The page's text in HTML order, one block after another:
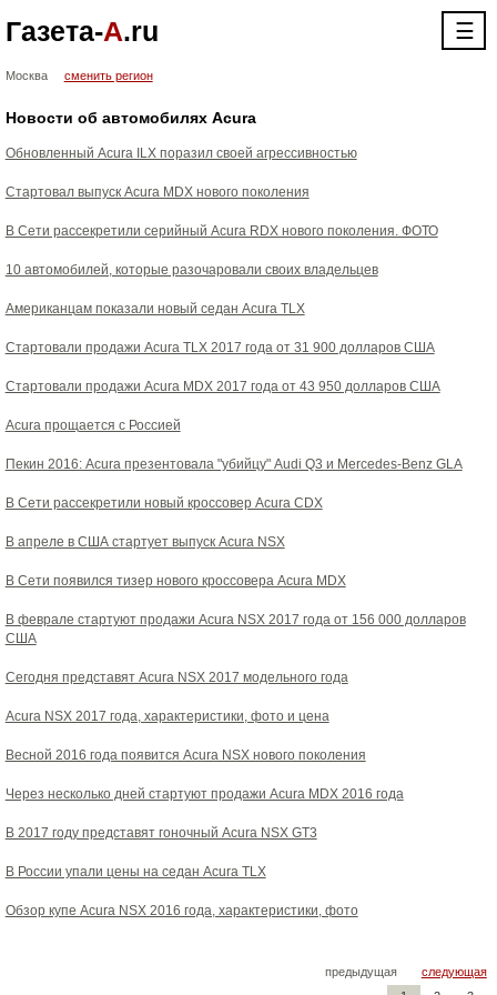
Газета-А.ru ☰
Москва сменить регион
Новости об автомобилях Acura
Обновленный Acura ILX поразил своей агрессивностью
Стартовал выпуск Acura MDX нового поколения
В Сети рассекретили серийный Acura RDX нового поколения. ФОТО
10 автомобилей, которые разочаровали своих владельцев
Американцам показали новый седан Acura TLX
Стартовали продажи Acura TLX 2017 года от 31 900 долларов США
Стартовали продажи Acura MDX 2017 года от 43 950 долларов США
Acura прощается с Россией
Пекин 2016: Acura презентовала "убийцу" Audi Q3 и Mercedes-Benz GLA
В Сети рассекретили новый кроссовер Acura CDX
В апреле в США стартует выпуск Acura NSX
В Сети появился тизер нового кроссовера Acura MDX
В феврале стартуют продажи Acura NSX 2017 года от 156 000 долларов
США
Сегодня представят Acura NSX 2017 модельного года
Acura NSX 2017 года, характеристики, фото и цена
Весной 2016 года появится Acura NSX нового поколения
Через несколько дней стартуют продажи Acura MDX 2016 года
В 2017 году представят гоночный Acura NSX GT3
В России упали цены на седан Acura TLX
Обзор купе Acura NSX 2016 года, характеристики, фото
предыдущая
следующая